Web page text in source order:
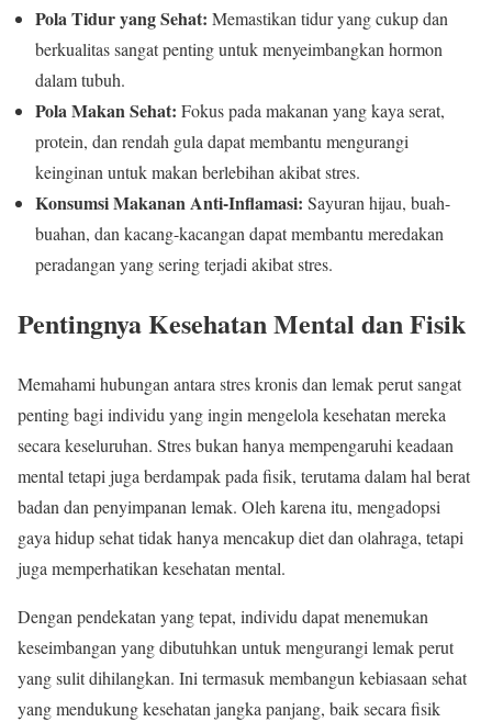
Pola Tidur yang Sehat: Memastikan tidur yang cukup dan
berkualitas sangat penting untuk menyeimbangkan hormon
dalam tubuh.
Pola Makan Sehat: Fokus pada makanan yang kaya serat,
protein, dan rendah gula dapat membantu mengurangi
keinginan untuk makan berlebihan akibat stres.
Konsumsi Makanan Anti-Inflamasi: Sayuran hijau, buah-
buahan, dan kacang-kacangan dapat membantu meredakan
peradangan yang sering terjadi akibat stres.
Pentingnya Kesehatan Mental dan Fisik
Memahami hubungan antara stres kronis dan lemak perut sangat
penting bagi individu yang ingin mengelola kesehatan mereka
secara keseluruhan. Stres bukan hanya mempengaruhi keadaan
mental tetapi juga berdampak pada fisik, terutama dalam hal berat
badan dan penyimpanan lemak. Oleh karena itu, mengadopsi
gaya hidup sehat tidak hanya mencakup diet dan olahraga, tetapi
juga memperhatikan kesehatan mental.
Dengan pendekatan yang tepat, individu dapat menemukan
keseimbangan yang dibutuhkan untuk mengurangi lemak perut
yang sulit dihilangkan. Ini termasuk membangun kebiasaan sehat
yang mendukung kesehatan jangka panjang, baik secara fisik